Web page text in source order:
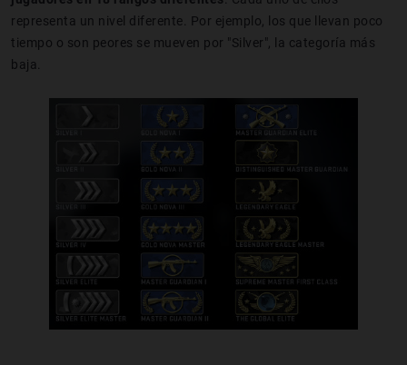
representa un nivel diferente. Por ejemplo, los que llevan poco
tiempo o son peores se mueven por "Silver", la categoría más
baja.